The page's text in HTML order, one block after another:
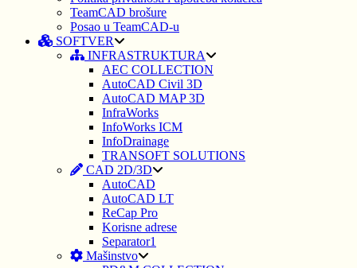
TeamCAD brošure
Posao u TeamCAD-u
SOFTVER
INFRASTRUKTURA
AEC COLLECTION
AutoCAD Civil 3D
AutoCAD MAP 3D
InfraWorks
InfoWorks ICM
InfoDrainage
TRANSOFT SOLUTIONS
CAD 2D/3D
AutoCAD
AutoCAD LT
ReCap Pro
Korisne adrese
Separator1
Mašinstvo